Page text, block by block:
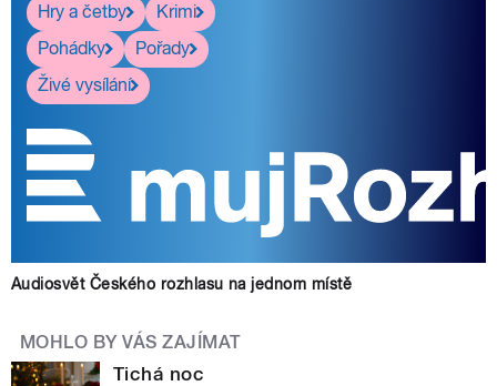
Hry a četby
Krimi
Pohádky
Pořady
Živé vysílání
Audiosvět Českého rozhlasu na jednom místě
MOHLO BY VÁS ZAJÍMAT
Tichá noc